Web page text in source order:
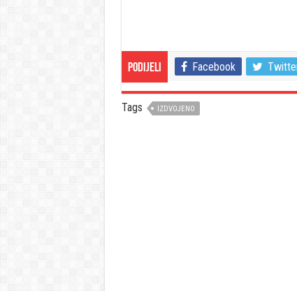
Podijeli Facebook
Tags IZDVOJENO